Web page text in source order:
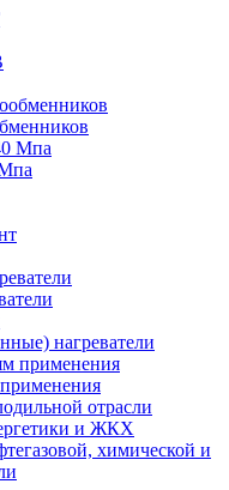
нагреватели
отрасли
и ЖКХ
химической и